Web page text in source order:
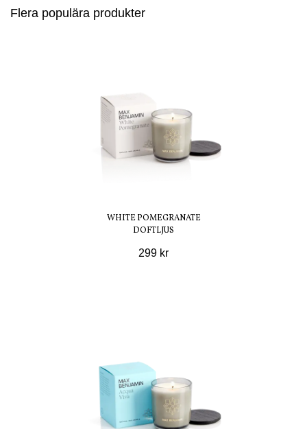
Flera populära produkter
WHITE POMEGRANATE
DOFTLJUS
299 kr